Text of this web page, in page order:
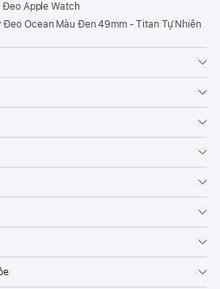
Đeo Apple Watch
Đeo Ocean Màu Đen 49mm - Titan Tự Nhiên